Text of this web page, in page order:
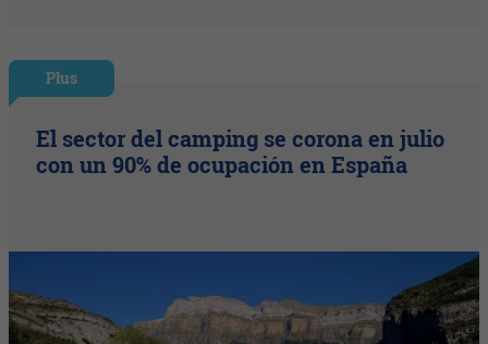
Plus
El sector del camping se corona en julio
con un 90% de ocupación en España